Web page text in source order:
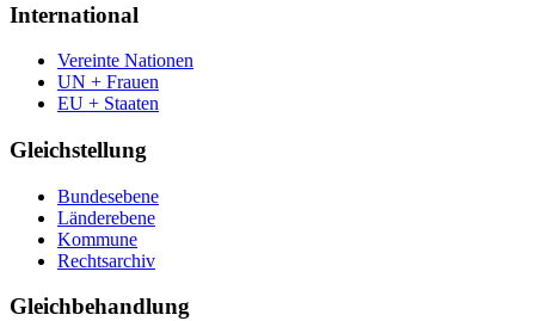
International
Vereinte Nationen
UN + Frauen
EU + Staaten
Gleichstellung
Bundesebene
Länderebene
Kommune
Rechtsarchiv
Gleichbehandlung